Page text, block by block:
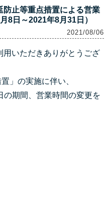
防止等重点措置による営業
8日～2021年8月31日）
2021/08/06
用いただきありがとうござ
」の実施に伴い、
の期間、営業時間の変更を